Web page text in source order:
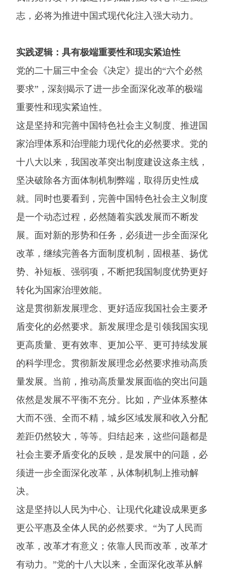
志，必将为推进中国式现代化注入强大动力。
实践逻辑：具有极端重要性和现实紧迫性
党的二十届三中全会《决定》提出的“六个必然
要求”，深刻揭示了进一步全面深化改革的极端
重要性和现实紧迫性。
这是坚持和完善中国特色社会主义制度、推进国
家治理体系和治理能力现代化的必然要求。党的
十八大以来，我国改革突出制度建设这条主线，
坚决破除各方面体制机制弊端，取得历史性成
就。同时也要看到，完善中国特色社会主义制度
是一个动态过程，必然随着实践发展而不断发
展。面对新的形势和任务，必须进一步全面深化
改革，继续完善各方面制度机制，固根基、扬优
势、补短板、强弱项，不断把我国制度优势更好
转化为国家治理效能。
这是贯彻新发展理念、更好适应我国社会主要矛
盾变化的必然要求。新发展理念是引领我国实现
更高质量、更有效率、更加公平、更可持续发展
的科学理念。贯彻新发展理念必然要求推动高质
量发展。当前，推动高质量发展面临的突出问题
依然是发展不平衡不充分。比如，产业体系整体
大而不强、全而不精，城乡区域发展和收入分配
差距仍然较大，等等。归结起来，这些问题都是
社会主要矛盾变化的反映，是发展中的问题，必
须进一步全面深化改革，从体制机制上推动解
决。
这是坚持以人民为中心、让现代化建设成果更多
更公平惠及全体人民的必然要求。“为了人民而
改革，改革才有意义；依靠人民而改革，改革才
有动力。”党的十八大以来，全面深化改革从解